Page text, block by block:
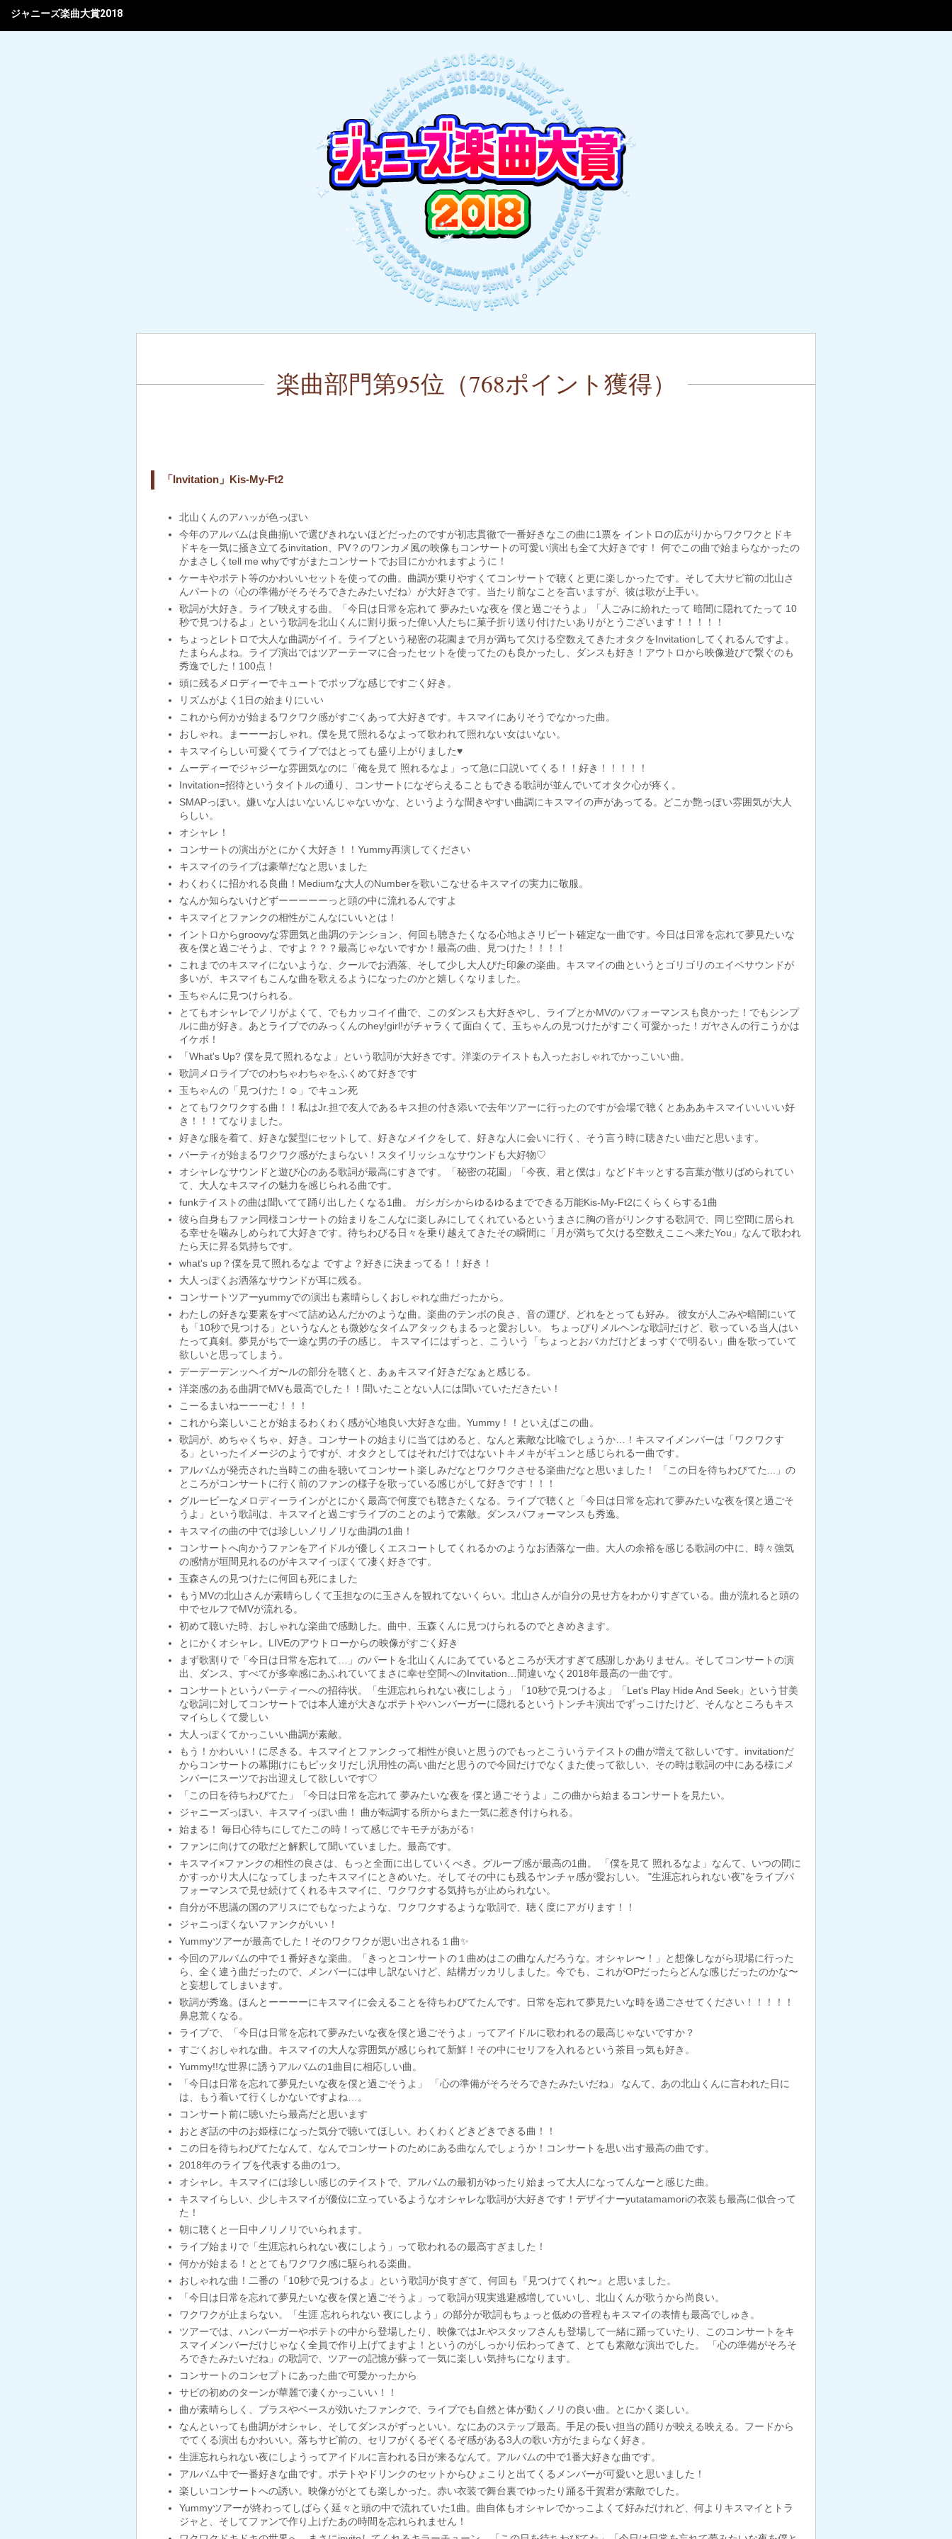
ジャニーズ楽曲大賞2018
楽曲部門第95位（768ポイント獲得）
「Invitation」Kis-My-Ft2
北山くんのアハッが色っぽい
今年のアルバムは良曲揃いで選びきれないほどだったのですが初志貫徹で一番好きなこの曲に1票を イントロの広がりからワクワクとドキ
ドキを一気に掻き立てるinvitation、PV？のワンカメ風の映像もコンサートの可愛い演出も全て大好きです！ 何でこの曲で始まらなかったの
かまさしくtell me whyですがまたコンサートでお目にかかれますように！
ケーキやポテト等のかわいいセットを使っての曲。曲調が乗りやすくてコンサートで聴くと更に楽しかったです。そして大サビ前の北山さ
んパートの〈心の準備がそろそろできたみたいだね〉が大好きです。当たり前なことを言いますが、彼は歌が上手い。
歌詞が大好き。ライブ映えする曲。「今日は日常を忘れて 夢みたいな夜を 僕と過ごそうよ」「人ごみに紛れたって 暗闇に隠れてたって 10
秒で見つけるよ」という歌詞を北山くんに割り振った偉い人たちに菓子折り送り付けたいありがとうございます！！！！！
‪ちょっとレトロで大人な曲調がイイ。ライブという秘密の花園まで月が満ちて欠ける空数えてきたオタクをInvitationしてくれるんですよ。
たまらんよね。ライブ演出ではツアーテーマに合ったセットを使ってたのも良かったし、ダンスも好き！アウトロから映像遊びで繋ぐのも
秀逸でした！100点！‬
頭に残るメロディーでキュートでポップな感じですごく好き。
リズムがよく1日の始まりにいい
これから何かが始まるワクワク感がすごくあって大好きです。キスマイにありそうでなかった曲。
おしゃれ。まーーーおしゃれ。僕を見て照れるなよって歌われて照れない女はいない。
キスマイらしい可愛くてライブではとっても盛り上がりました♥
ムーディーでジャジーな雰囲気なのに「俺を見て 照れるなよ」って急に口説いてくる！！好き！！！！！
Invitation=招待というタイトルの通り、コンサートになぞらえることもできる歌詞が並んでいてオタク心が疼く。
SMAPっぽい。嫌いな人はいないんじゃないかな、というような聞きやすい曲調にキスマイの声があってる。どこか艶っぽい雰囲気が大人
らしい。
オシャレ！
コンサートの演出がとにかく大好き！！Yummy再演してください
キスマイのライブは豪華だなと思いました
わくわくに招かれる良曲！Mediumな大人のNumberを歌いこなせるキスマイの実力に敬服。
なんか知らないけどずーーーーーっと頭の中に流れるんですよ
キスマイとファンクの相性がこんなにいいとは！
イントロからgroovyな雰囲気と曲調のテンション、何回も聴きたくなる心地よさリピート確定な一曲です。今日は日常を忘れて夢見たいな
夜を僕と過ごそうよ、ですよ？？？最高じゃないですか！最高の曲、見つけた！！！！
これまでのキスマイにないような、クールでお洒落、そして少し大人びた印象の楽曲。キスマイの曲というとゴリゴリのエイベサウンドが
多いが、キスマイもこんな曲を歌えるようになったのかと嬉しくなりました。
玉ちゃんに見つけられる。
とてもオシャレでノリがよくて、でもカッコイイ曲で、このダンスも大好きやし、ライブとかMVのパフォーマンスも良かった！でもシンプ
ルに曲が好き。あとライブでのみっくんのhey!girl!がチャラくて面白くて、玉ちゃんの見つけたがすごく可愛かった！ガヤさんの行こうかは
イケボ！
「What's Up? 僕を見て照れるなよ」という歌詞が大好きです。洋楽のテイストも入ったおしゃれでかっこいい曲。
歌詞メロライブでのわちゃわちゃをふくめて好きです
玉ちゃんの「見つけた！☺」でキュン死
とてもワクワクする曲！！私はJr.担で友人であるキス担の付き添いで去年ツアーに行ったのですが会場で聴くとあああキスマイいいいい好
き！！！てなりました。
好きな服を着て、好きな髪型にセットして、好きなメイクをして、好きな人に会いに行く、そう言う時に聴きたい曲だと思います。
パーティが始まるワクワク感がたまらない！スタイリッシュなサウンドも大好物♡
オシャレなサウンドと遊び心のある歌詞が最高にすきです。「秘密の花園」「今夜、君と僕は」などドキッとする言葉が散りばめられてい
て、大人なキスマイの魅力を感じられる曲です。
funkテイストの曲は聞いてて踊り出したくなる1曲。 ガシガシからゆるゆるまでできる万能Kis-My-Ft2にくらくらする1曲
彼ら自身もファン同様コンサートの始まりをこんなに楽しみにしてくれているというまさに胸の音がリンクする歌詞で、同じ空間に居られ
る幸せを噛みしめられて大好きです。待ちわびる日々を乗り越えてきたその瞬間に「月が満ちて欠ける空数えここへ来たYou」なんて歌われ
たら天に昇る気持ちです。
what's up？僕を見て照れるなよ ですよ？好きに決まってる！！好き！
大人っぽくお洒落なサウンドが耳に残る。
コンサートツアーyummyでの演出も素晴らしくおしゃれな曲だったから。
わたしの好きな要素をすべて詰め込んだかのような曲。楽曲のテンポの良さ、音の運び、どれをとっても好み。 彼女が人ごみや暗闇にいて
も「10秒で見つける」というなんとも微妙なタイムアタックもまるっと愛おしい。 ちょっぴりメルヘンな歌詞だけど、歌っている当人はい
たって真剣。夢見がちで一途な男の子の感じ。 キスマイにはずっと、こういう「ちょっとおバカだけどまっすぐで明るい」曲を歌っていて
欲しいと思ってしまう。
デーデーデンッヘイガ〜ルの部分を聴くと、あぁキスマイ好きだなぁと感じる。
洋楽感のある曲調でMVも最高でした！！聞いたことない人には聞いていただきたい！
こーるまいねーーーむ！！！
これから楽しいことが始まるわくわく感が心地良い大好きな曲。Yummy！！といえばこの曲。
‪歌詞が、めちゃくちゃ、好き。コンサートの始まりに当てはめると、なんと素敵な比喩でしょうか…！キスマイメンバーは「ワクワクす
る」といったイメージのようですが、オタクとしてはそれだけではないトキメキがギュンと感じられる一曲です。‬
アルバムが発売された当時この曲を聴いてコンサート楽しみだなとワクワクさせる楽曲だなと思いました！ 「この日を待ちわびてた...」の
ところがコンサートに行く前のファンの様子を歌っている感じがして好きです！！！
グルービーなメロディーラインがとにかく最高で何度でも聴きたくなる。ライブで聴くと「今日は日常を忘れて夢みたいな夜を僕と過ごそ
うよ」という歌詞は、キスマイと過ごすライブのことのようで素敵。ダンスパフォーマンスも秀逸。
キスマイの曲の中では珍しいノリノリな曲調の1曲！
コンサートへ向かうファンをアイドルが優しくエスコートしてくれるかのようなお洒落な一曲。大人の余裕を感じる歌詞の中に、時々強気
の感情が垣間見れるのがキスマイっぽくて凄く好きです。
玉森さんの見つけたに何回も死にました
もうMVの北山さんが素晴らしくて玉担なのに玉さんを観れてないくらい。北山さんが自分の見せ方をわかりすぎている。曲が流れると頭の
中でセルフでMVが流れる。
初めて聴いた時、おしゃれな楽曲で感動した。曲中、玉森くんに見つけられるのでときめきます。
とにかくオシャレ。LIVEのアウトローからの映像がすごく好き
まず歌割りで「今日は日常を忘れて…」のパートを北山くんにあてているところが天才すぎて感謝しかありません。そしてコンサートの演
出、ダンス、すべてが多幸感にあふれていてまさに幸せ空間へのInvitation…間違いなく2018年最高の一曲です。
コンサートというパーティーへの招待状。「生涯忘れられない夜にしよう」「10秒で見つけるよ」「Let's Play Hide And Seek」という甘美
な歌詞に対してコンサートでは本人達が大きなポテトやハンバーガーに隠れるというトンチキ演出でずっこけたけど、そんなところもキス
マイらしくて愛しい
大人っぽくてかっこいい曲調が素敵。
もう！かわいい！に尽きる。キスマイとファンクって相性が良いと思うのでもっとこういうテイストの曲が増えて欲しいです。invitationだ
からコンサートの幕開けにもピッタリだし汎用性の高い曲だと思うので今回だけでなくまた使って欲しい、その時は歌詞の中にある様にメ
ンバーにスーツでお出迎えして欲しいです♡
「この日を待ちわびてた」「今日は日常を忘れて 夢みたいな夜を 僕と過ごそうよ」この曲から始まるコンサートを見たい。
ジャニーズっぽい、キスマイっぽい曲！ 曲が転調する所からまた一気に惹き付けられる。
始まる！ 毎日心待ちにしてたこの時！って感じでキモチがあがる↑
ファンに向けての歌だと解釈して聞いていました。最高です。
キスマイ×ファンクの相性の良さは、もっと全面に出していくべき。グルーブ感が最高の1曲。 「僕を見て 照れるなよ」なんて、いつの間に
かすっかり大人になってしまったキスマイにときめいた。そしてその中にも残るヤンチャ感が愛おしい。 "生涯忘れられない夜"をライブパ
フォーマンスで見せ続けてくれるキスマイに、ワクワクする気持ちが止められない。
自分が不思議の国のアリスにでもなったような、ワクワクするような歌詞で、聴く度にアガります！！
ジャニっぽくないファンクがいい！
Yummyツアーが最高でした！そのワクワクが思い出される１曲✨
今回のアルバムの中で１番好きな楽曲。「きっとコンサートの１曲めはこの曲なんだろうな。オシャレ〜！」と想像しながら現場に行った
ら、全く違う曲だったので、メンバーには申し訳ないけど、結構ガッカリしました。今でも、これがOPだったらどんな感じだったのかな〜
と妄想してしまいます。
歌詞が秀逸。ほんとーーーーにキスマイに会えることを待ちわびてたんです。日常を忘れて夢見たいな時を過ごさせてください！！！！！
鼻息荒くなる。
ライブで、「今日は日常を忘れて夢みたいな夜を僕と過ごそうよ」ってアイドルに歌われるの最高じゃないですか？
すごくおしゃれな曲。キスマイの大人な雰囲気が感じられて新鮮！その中にセリフを入れるという茶目っ気も好き。
Yummy!!な世界に誘うアルバムの1曲目に相応しい曲。
「今日は日常を忘れて夢見たいな夜を僕と過ごそうよ」 「心の準備がそろそろできたみたいだね」 なんて、あの北山くんに言われた日に
は、もう着いて行くしかないですよね…。
コンサート前に聴いたら最高だと思います
おとぎ話の中のお姫様になった気分で聴いてほしい。わくわくどきどきできる曲！！
この日を待ちわびてたなんて、なんでコンサートのためにある曲なんでしょうか！コンサートを思い出す最高の曲です。
2018年のライブを代表する曲の1つ。
オシャレ。キスマイには珍しい感じのテイストで、アルバムの最初がゆったり始まって大人になってんなーと感じた曲。
キスマイらしい、少しキスマイが優位に立っているようなオシャレな歌詞が大好きです！デザイナーyutatamamoriの衣装も最高に似合って
た！
朝に聴くと一日中ノリノリでいられます。
ライブ始まりで「生涯忘れられない夜にしよう」って歌われるの最高すぎました！
何かが始まる！ととてもワクワク感に駆られる楽曲。
おしゃれな曲！二番の「10秒で見つけるよ」という歌詞が良すぎて、何回も『見つけてくれ〜』と思いました。
「今日は日常を忘れて夢見たいな夜を僕と過ごそうよ」って歌詞が現実逃避感増していいし、北山くんが歌うから尚良い。
ワクワクが止まらない。「生涯 忘れられない 夜にしよう」の部分が歌詞もちょっと低めの音程もキスマイの表情も最高でしゅき。
ツアーでは、ハンバーガーやポテトの中から登場したり、映像ではJr.やスタッフさんも登場して一緒に踊っていたり、このコンサートをキ
スマイメンバーだけじゃなく全員で作り上げてますよ！というのがしっかり伝わってきて、とても素敵な演出でした。 「心の準備がそろそ
ろできたみたいだね」の歌詞で、ツアーの記憶が蘇って一気に楽しい気持ちになります。
コンサートのコンセプトにあった曲で可愛かったから
サビの初めのターンが華麗で凄くかっこいい！！
曲が素晴らしく、ブラスやベースが効いたファンクで、ライブでも自然と体が動くノリの良い曲。とにかく楽しい。
なんといっても曲調がオシャレ、そしてダンスがずっといい。なにあのステップ最高。手足の長い担当の踊りが映える映える。フードから
でてくる演出もかわいい。落ちサビ前の、セリフがくるぞくるぞ感がある3人の歌い方がたまらなく好き。
生涯忘れられない夜にしようってアイドルに言われる日が来るなんて。アルバムの中で1番大好きな曲です。
アルバム中で一番好きな曲です。ポテトやドリンクのセットからひょこりと出てくるメンバーが可愛いと思いました！
楽しいコンサートへの誘い。映像ががとても楽しかった。赤い衣装で舞台裏でゆったり踊る千賀君が素敵でした。
Yummyツアーが終わってしばらく延々と頭の中で流れていた1曲。曲自体もオシャレでかっこよくて好みだけれど、何よりキスマイとトラ
ジャと、そしてファンで作り上げたあの時間を忘れられません！